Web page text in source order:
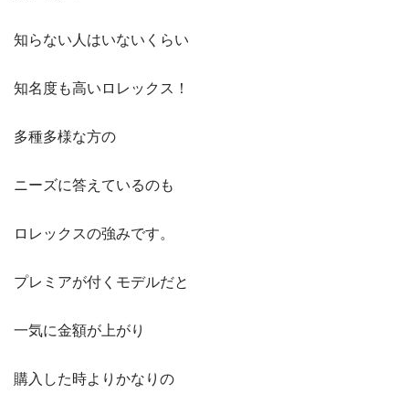
知らない人はいないくらい
知名度も高いロレックス！
多種多様な方の
ニーズに答えているのも
ロレックスの強みです。
プレミアが付くモデルだと
一気に金額が上がり
購入した時よりかなりの